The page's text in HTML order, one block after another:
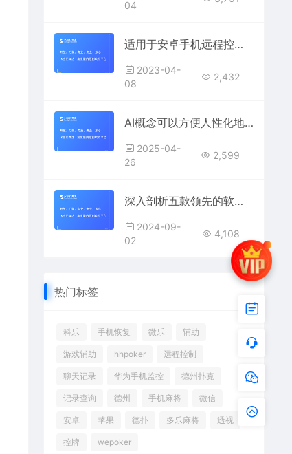
04
适用于安卓手机远程控制对方手机实时监控
2023-04-
08
2,432
AI概念可以方便人性化地解释是什么
2025-04-
26
2,599
深入剖析五款领先的软件需求工具
2024-09-
02
4,108
热门标签
科乐 手机恢复 微乐 辅助
游戏辅助 hhpoker 远程控制
聊天记录 华为手机监控 德州扑克
记录查询 德州 手机麻将 微信
安卓 苹果 德扑 多乐麻将 透视
控牌 wepoker